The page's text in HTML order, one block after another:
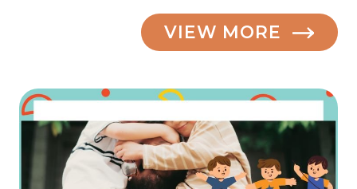
VIEW MORE